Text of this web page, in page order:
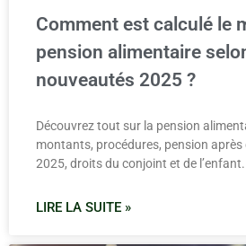
Comment est calculé le
pension alimentaire
nouveautés 2025 ?
Découvrez tout sur la pension
montants, procédures, pension
2025, droits du conjoint et de l’enfant.
LIRE LA SUITE »